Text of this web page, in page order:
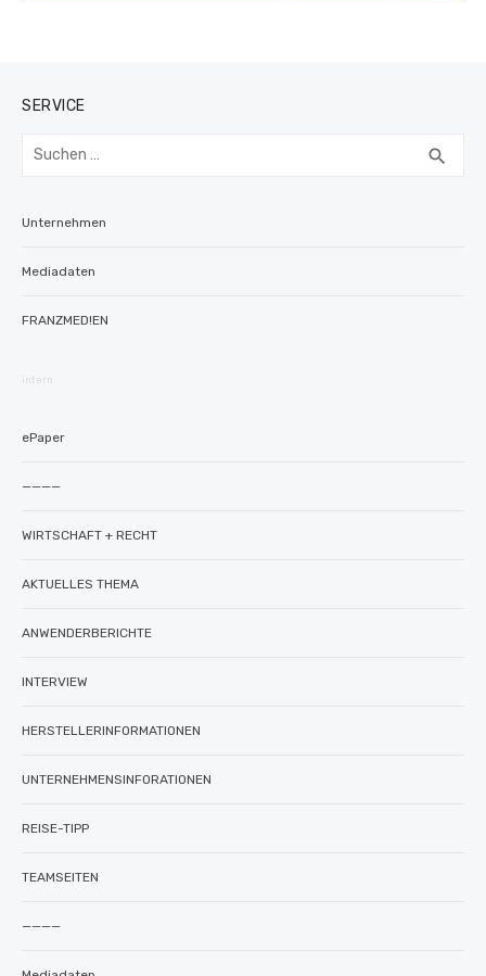
SERVICE
Suchen
search
Unternehmen
Mediadaten
FRANZMED!EN
intern
ePaper
————
WIRTSCHAFT + RECHT
AKTUELLES THEMA
ANWENDERBERICHTE
INTERVIEW
HERSTELLERINFORMATIONEN
UNTERNEHMENSINFORATIONEN
REISE-TIPP
TEAMSEITEN
————